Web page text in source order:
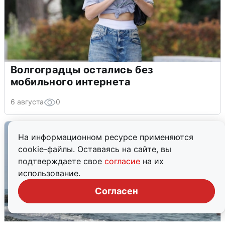
На информационном ресурсе применяются
cookie-файлы. Оставаясь на сайте, вы
подтверждаете свое согласие на их
использование.
Согласен
Волгоградцы остались без
мобильного интернета
6 августа 0